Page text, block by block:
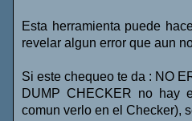
Esta herramienta puede
revelar algun error que aun
Si este chequeo te da : NO
DUMP CHECKER no hay
comun verlo en el Checker),